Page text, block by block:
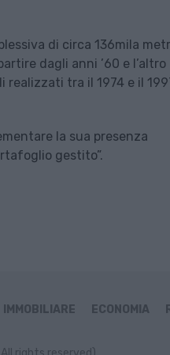
di circa 136mila
dagli anni ’60 e l’altro
realizzati tra il 1974 e il
la sua presenza
gestito”.
IMMOBILIARE ECONOMIA